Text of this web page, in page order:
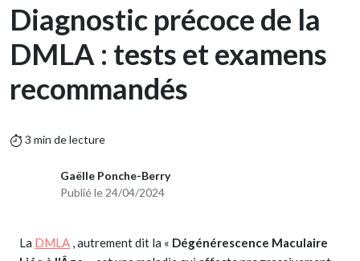
Diagnostic précoce de la
DMLA : tests et examens
recommandés
3 min de lecture
Gaëlle Ponche-Berry
Publié le 24/04/2024
La DMLA , autrement dit la « Dégénérescence Maculaire